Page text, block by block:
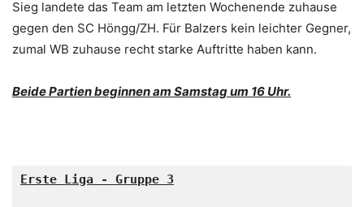
Sieg landete das Team am letzten Wochenende zuhause
gegen den SC Höngg/ZH. Für Balzers kein leichter Gegner,
zumal WB zuhause recht starke Auftritte haben kann.
Beide Partien beginnen am Samstag um 16 Uhr.
Erste Liga - Gruppe 3